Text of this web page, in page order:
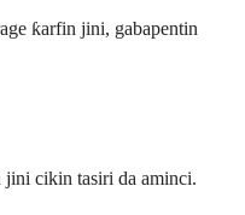
ƙarfin jini, gabapentin
jini cikin tasiri da aminci.